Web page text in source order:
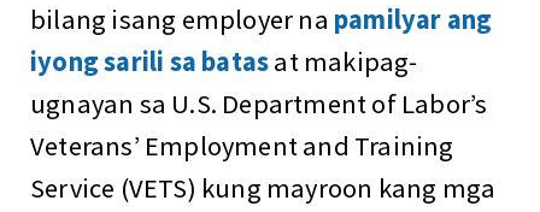
bilang isang employer na pamilyar ang
iyong sarili sa batasat makipag-
ugnayan sa U.S. Department of Labor’s
Veterans’ Employment and Training
Service (VETS) kung mayroon kang mga